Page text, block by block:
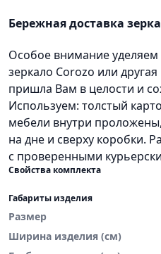
Бережная доставка
Особое внимание уделяем
зеркало Corozo или
пришла Вам в целости и
Используем: толстый
мебели внутри
на дне и сверху коробки.
с проверенными
Свойства комплекта
Габариты изделия
Размер
Ширина изделия (см)